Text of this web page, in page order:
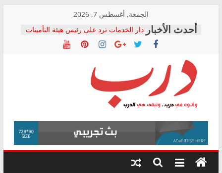
content
الجمعة, أغسطس 7, 2026
دار الخدمات ترد على رئيس هيئة التأمينات
بعد مؤتمره الصحفي: إنكار الأزمة لا ينهي
معاناة أصحاب المعاشات.. ونطالب بكشف
فرحات سليمان يكتب: القطاع الصحي إلى
أين؟
حزب التحالف الشعبي يطلق لجنة “الحق
في الصحة” بالإسكندرية لرصد الانتهاكات
ودعم المرضى
الوزاري لمدينة الصحفيين.. وانتهاء أعمال
إنشاء المبنى الإداري
المجلس القومي لحقوق الإنسان يعلن
متابعة قضية الدكتور محمد زهران.. ويؤكد:
قرينة البراءة وضمانات المحاكمة العادلة
درب
وأتوه
درب..
وتبقى
هي